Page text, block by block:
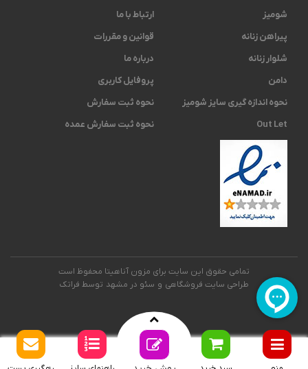
شومیز
پیراهن زنانه
شلوار زنانه
دامن
نحوه اندازه گیری ‫سایز شومیز
Out Let
ارتباط با ما
قوانین و مقررات
درباره ما
پروفایل کاربری
نحوه ثبت سفارش
نحوه ثبت سفارش عمده
تمامی حقوق این سایت برای مزون آناهیتا محفوظ است
طراحی سایت فروشگاهی و سئو در مشهد توسط فراتک